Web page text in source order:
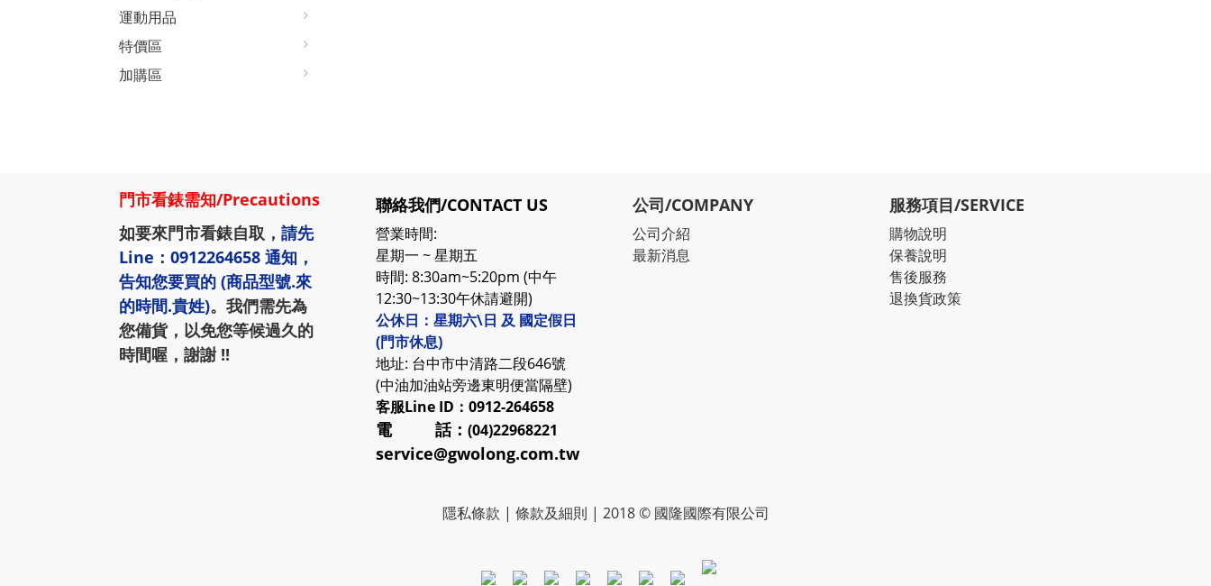
運動用品
特價區
加購區
門市看錶需知/Precautions
如要來門市看錶自取， 請先
Line：0912264658 通知，
告知您要買的 (商品型號.來
的時間.貴姓)。我們需先為
您備貨，以免您等候過久的
時間喔，謝謝 !!
聯絡我們/CONTACT US
營業時間:
星期一 ~ 星期五
時間: 8:30am~5:20pm (中午
12:30~13:30午休請避開)
公休日：星期六\日 及 國定假日
(門市休息)
地址: 台中市中清路二段646號
(中油加油站旁邊東明便當隔壁)
客服Line ID：0912-264658
電 話： (04)22968221
service@gwolong.com.tw
公司/COMPANY
公司介紹
最新消息
服務項目/SERVICE
購物說明
保養說明
售後服務
退換貨政策
隱私條款 | 條款及細則 | 2018 © 國隆國際有限公司